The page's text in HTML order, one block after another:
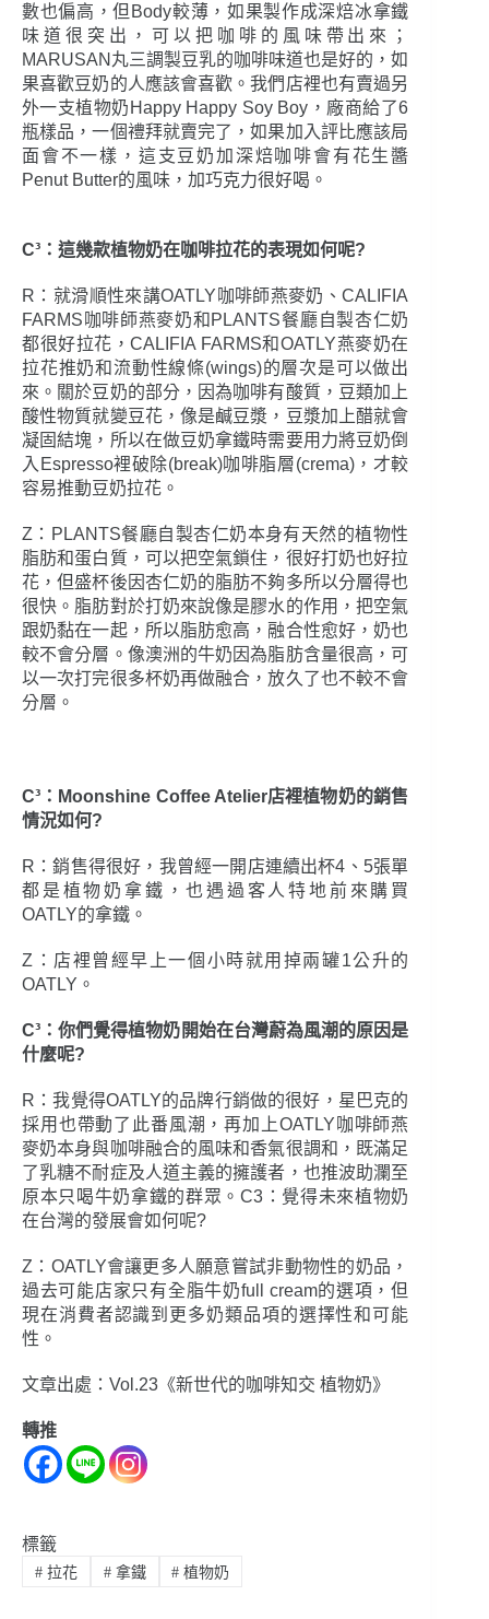
數也偏高，但Body較薄，如果製作成深焙冰拿鐵
味道很突出，可以把咖啡的風味帶出來；
MARUSAN丸三調製豆乳的咖啡味道也是好的，如
果喜歡豆奶的人應該會喜歡。我們店裡也有賣過另
外一支植物奶Happy Happy Soy Boy，廠商給了6
瓶樣品，一個禮拜就賣完了，如果加入評比應該局
面會不一樣，這支豆奶加深焙咖啡會有花生醬
Penut Butter的風味，加巧克力很好喝。
C³：這幾款植物奶在咖啡拉花的表現如何呢?
R：就滑順性來講OATLY咖啡師燕麥奶、CALIFIA
FARMS咖啡師燕麥奶和PLANTS餐廳自製杏仁奶
都很好拉花，CALIFIA FARMS和OATLY燕麥奶在
拉花推奶和流動性線條(wings)的層次是可以做出
來。關於豆奶的部分，因為咖啡有酸質，豆類加上
酸性物質就變豆花，像是鹹豆漿，豆漿加上醋就會
凝固結塊，所以在做豆奶拿鐵時需要用力將豆奶倒
入Espresso裡破除(break)咖啡脂層(crema)，才較
容易推動豆奶拉花。
Z：PLANTS餐廳自製杏仁奶本身有天然的植物性
脂肪和蛋白質，可以把空氣鎖住，很好打奶也好拉
花，但盛杯後因杏仁奶的脂肪不夠多所以分層得也
很快。脂肪對於打奶來說像是膠水的作用，把空氣
跟奶黏在一起，所以脂肪愈高，融合性愈好，奶也
較不會分層。像澳洲的牛奶因為脂肪含量很高，可
以一次打完很多杯奶再做融合，放久了也不較不會
分層。
C³：Moonshine Coffee Atelier店裡植物奶的銷售
情況如何?
R：銷售得很好，我曾經一開店連續出杯4、5張單
都是植物奶拿鐵，也遇過客人特地前來購買
OATLY的拿鐵。
Z：店裡曾經早上一個小時就用掉兩罐1公升的
OATLY。
C³：你們覺得植物奶開始在台灣蔚為風潮的原因是
什麼呢?
R：我覺得OATLY的品牌行銷做的很好，星巴克的
採用也帶動了此番風潮，再加上OATLY咖啡師燕
麥奶本身與咖啡融合的風味和香氣很調和，既滿足
了乳糖不耐症及人道主義的擁護者，也推波助瀾至
原本只喝牛奶拿鐵的群眾。C3：覺得未來植物奶
在台灣的發展會如何呢?
Z：OATLY會讓更多人願意嘗試非動物性的奶品，
過去可能店家只有全脂牛奶full cream的選項，但
現在消費者認識到更多奶類品項的選擇性和可能
性。
文章出處：Vol.23《新世代的咖啡知交 植物奶》
轉推
標籤
#拉花 #拿鐵 # 植物奶